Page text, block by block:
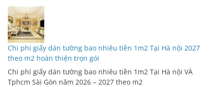
Chi phí giấy dán tường bao nhiêu tiền 1m2 Tại Hà nội 2027
theo m2 hoàn thiện trọn gói
Chi phí giấy dán tường bao nhiêu tiền 1m2 Tại Hà nội VÀ
Tphcm Sài Gòn năm 2026 – 2027 theo m2